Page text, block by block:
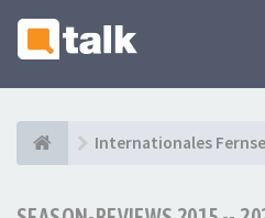
Internationales